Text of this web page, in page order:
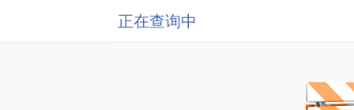
正在查询中